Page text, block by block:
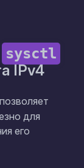
sysctl
IPv4
позволяет
для
его